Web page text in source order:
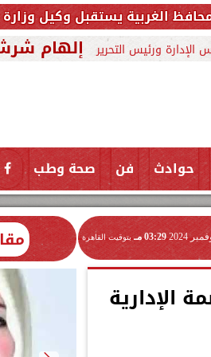
وكيل وزارة الصحة الجديدة
ورئيس التحرير إلهام
حوادث فن صحة وطب
03:29 مـ بتوقيت القاهرة
الإدارية